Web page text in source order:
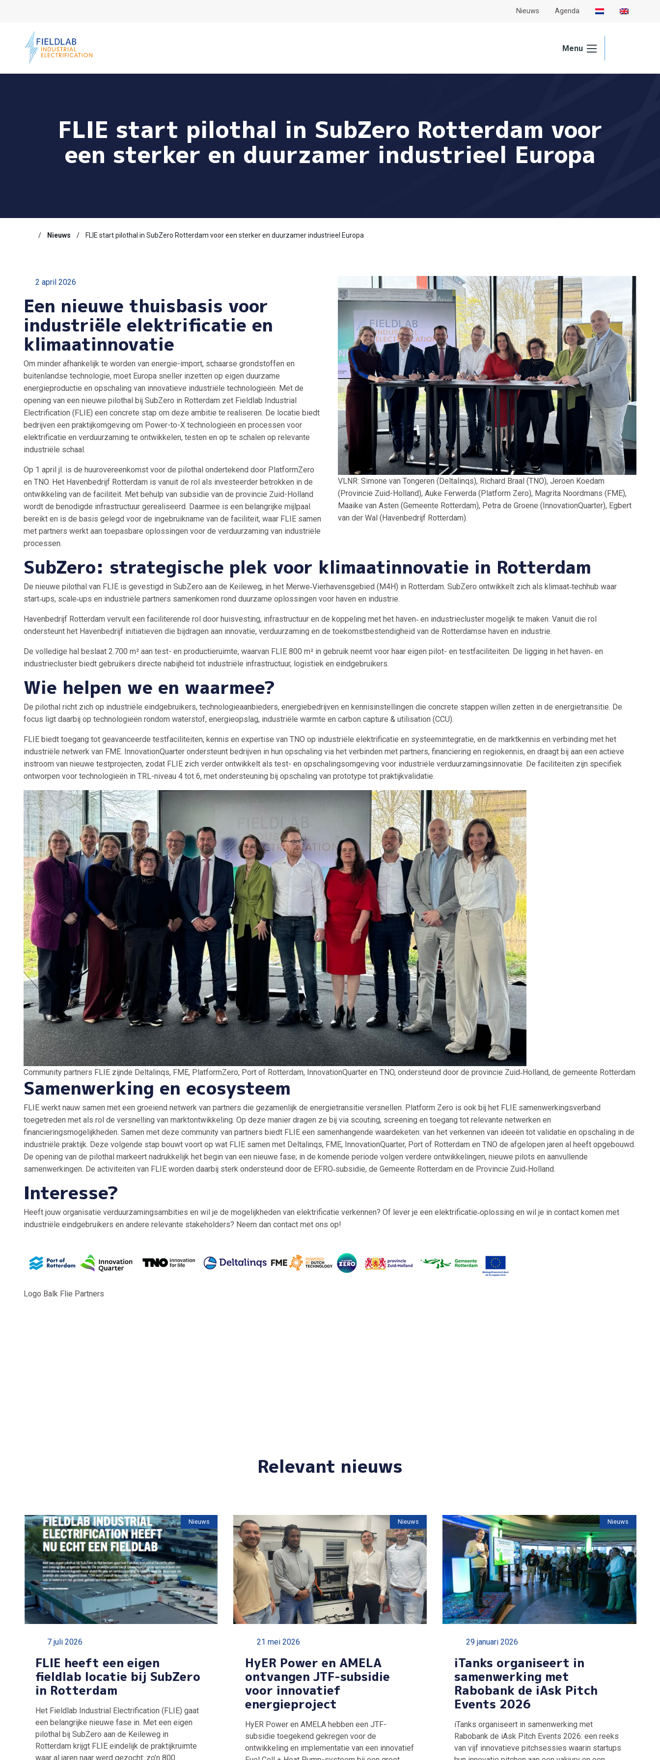
Nieuws Agenda
Menu
FLIE start pilothal in SubZero Rotterdam voor
een sterker en duurzamer industrieel Europa
Nieuws FLIE start pilothal in SubZero Rotterdam voor een sterker en duurzamer industrieel Europa
2 april 2026
Een nieuwe thuisbasis voor
industriële elektrificatie en
klimaatinnovatie
Om minder afhankelijk te worden van energie-import, schaarse grondstoffen en
buitenlandse technologie, moet Europa sneller inzetten op eigen duurzame
energieproductie en opschaling van innovatieve industriële technologieën. Met de
opening van een nieuwe pilothal bij SubZero in Rotterdam zet Fieldlab Industrial
Electrification (FLIE) een concrete stap om deze ambitie te realiseren. De locatie biedt
bedrijven een praktijkomgeving om Power-to-X technologieën en processen voor
elektrificatie en verduurzaming te ontwikkelen, testen en op te schalen op relevante
industriële schaal.
Op 1 april jl. is de huurovereenkomst voor de pilothal ondertekend door PlatformZero
en TNO. Het Havenbedrijf Rotterdam is vanuit de rol als investeerder betrokken in de
ontwikkeling van de faciliteit. Met behulp van subsidie van de provincie Zuid-Holland
wordt de benodigde infrastructuur gerealiseerd. Daarmee is een belangrijke mijlpaal
bereikt en is de basis gelegd voor de ingebruikname van de faciliteit, waar FLIE samen
met partners werkt aan toepasbare oplossingen voor de verduurzaming van industriële
processen.
VLNR: Simone van Tongeren (Deltalinqs), Richard Braal (TNO), Jeroen Koedam
(Provincie Zuid-Holland), Auke Ferwerda (Platform Zero), Magrita Noordmans (FME),
Maaike van Asten (Gemeente Rotterdam), Petra de Groene (InnovationQuarter), Egbert
van der Wal (Havenbedrijf Rotterdam).
SubZero: strategische plek voor klimaatinnovatie in Rotterdam
De nieuwe pilothal van FLIE is gevestigd in SubZero aan de Keileweg, in het Merwe‑Vierhavensgebied (M4H) in Rotterdam. SubZero ontwikkelt zich als klimaat‑techhub waar
start‑ups, scale‑ups en industriële partners samenkomen rond duurzame oplossingen voor haven en industrie.
Havenbedrijf Rotterdam vervult een faciliterende rol door huisvesting, infrastructuur en de koppeling met het haven‑ en industriecluster mogelijk te maken. Vanuit die rol
ondersteunt het Havenbedrijf initiatieven die bijdragen aan innovatie, verduurzaming en de toekomstbestendigheid van de Rotterdamse haven en industrie.
De volledige hal beslaat 2.700 m² aan test- en productieruimte, waarvan FLIE 800 m² in gebruik neemt voor haar eigen pilot- en testfaciliteiten. De ligging in het haven‑ en
industriecluster biedt gebruikers directe nabijheid tot industriële infrastructuur, logistiek en eindgebruikers.
Wie helpen we en waarmee?
De pilothal richt zich op industriële eindgebruikers, technologieaanbieders, energiebedrijven en kennisinstellingen die concrete stappen willen zetten in de energietransitie. De
focus ligt daarbij op technologieën rondom waterstof, energieopslag, industriële warmte en carbon capture & utilisation (CCU).
FLIE biedt toegang tot geavanceerde testfaciliteiten, kennis en expertise van TNO op industriële elektrificatie en systeemintegratie, en de marktkennis en verbinding met het
industriële netwerk van FME. InnovationQuarter ondersteunt bedrijven in hun opschaling via het verbinden met partners, financiering en regiokennis, en draagt bij aan een actieve
instroom van nieuwe testprojecten, zodat FLIE zich verder ontwikkelt als test- en opschalingsomgeving voor industriële verduurzamingsinnovatie. De faciliteiten zijn specifiek
ontworpen voor technologieën in TRL-niveau 4 tot 6, met ondersteuning bij opschaling van prototype tot praktijkvalidatie.
Community partners FLIE zijnde Deltalinqs, FME, PlatformZero, Port of Rotterdam, InnovationQuarter en TNO, ondersteund door de provincie Zuid‑Holland, de gemeente Rotterdam
Samenwerking en ecosysteem
FLIE werkt nauw samen met een groeiend netwerk van partners die gezamenlijk de energietransitie versnellen. Platform Zero is ook bij het FLIE samenwerkingsverband
toegetreden met als rol de versnelling van marktontwikkeling. Op deze manier dragen ze bij via scouting, screening en toegang tot relevante netwerken en
financieringsmogelijkheden. Samen met deze community van partners biedt FLIE een samenhangende waardeketen: van het verkennen van ideeën tot validatie en opschaling in de
industriële praktijk. Deze volgende stap bouwt voort op wat FLIE samen met Deltalinqs, FME, InnovationQuarter, Port of Rotterdam en TNO de afgelopen jaren al heeft opgebouwd.
De opening van de pilothal markeert nadrukkelijk het begin van een nieuwe fase; in de komende periode volgen verdere ontwikkelingen, nieuwe pilots en aanvullende
samenwerkingen. De activiteiten van FLIE worden daarbij sterk ondersteund door de EFRO‑subsidie, de Gemeente Rotterdam en de Provincie Zuid‑Holland.
Interesse?
Heeft jouw organisatie verduurzamingsambities en wil je de mogelijkheden van elektrificatie verkennen? Of lever je een elektrificatie‑oplossing en wil je in contact komen met
industriële eindgebruikers en andere relevante stakeholders? Neem dan contact met ons op!
Logo Balk Flie Partners
Relevant nieuws
Nieuws
7 juli 2026
FLIE heeft een eigen
fieldlab locatie bij SubZero
in Rotterdam
Het Fieldlab Industrial Electrification (FLIE) gaat
een belangrijke nieuwe fase in. Met een eigen
pilothal bij SubZero aan de Keileweg in
Rotterdam krijgt FLIE eindelijk de praktijkruimte
waar al jaren naar werd gezocht: zo’n 800
Nieuws
21 mei 2026
HyER Power en AMELA
ontvangen JTF-subsidie
voor innovatief
energieproject
HyER Power en AMELA hebben een JTF-
subsidie toegekend gekregen voor de
ontwikkeling en implementatie van een innovatief
Nieuws
29 januari 2026
iTanks organiseert in
samenwerking met
Rabobank de iAsk Pitch
Events 2026
iTanks organiseert in samenwerking met
Rabobank de iAsk Pitch Events 2026: een reeks
van vijf innovatieve pitchsessies waarin startups